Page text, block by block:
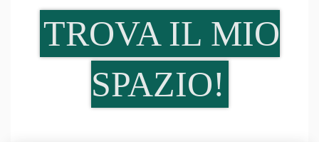
TROVA IL MIO
SPAZIO!